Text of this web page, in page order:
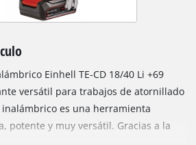
Einhell TE-CD 18/40 Li +69
versátil para trabajos de atornillado
es una herramienta
potente y muy versátil. Gracias a la